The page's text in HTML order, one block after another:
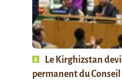
Le Kirghizstan
permanent du Conseil